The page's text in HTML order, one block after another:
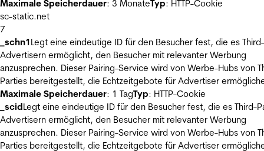
Maximale Speicherdauer: 3 MonateTyp: HTTP-Cookie
sc-static.net
7
_schn1Legt eine eindeutige ID für den Besucher fest, die es
Advertisern ermöglicht, den Besucher mit relevanter Werbung
anzusprechen. Dieser Pairing-Service wird von Werbe-Hubs von
Parties bereitgestellt, die Echtzeitgebote für Advertiser
Maximale Speicherdauer: 1 TagTyp: HTTP-Cookie
_scidLegt eine eindeutige ID für den Besucher fest, die es Third-
Advertisern ermöglicht, den Besucher mit relevanter Werbung
anzusprechen. Dieser Pairing-Service wird von Werbe-Hubs von
Parties bereitgestellt, die Echtzeitgebote für Advertiser